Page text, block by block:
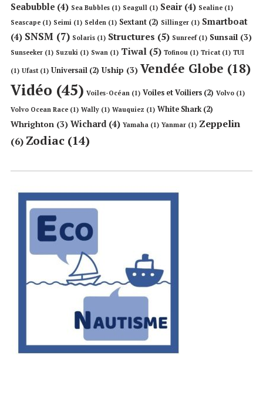
Seabubble (4) Sea Bubbles (1) Seagull (1) Seair(4) Sealine (1)
Seascape (1) Seimi (1) Selden (1) Sextant (2) Sillinger (1) Smartboat
(4) SNSM (7) Solaris (1) Structures (5) Sunreef(1) Sunsail (3)
Sunseeker (1) Suzuki (1) Swan (1) Tiwal (5) Tofinou (1) Tricat (1) TUI
(1) Ufast (1) Universail (2) Uship (3) Vendée Globe (18)
Vidéo (45) Voiles-Océan (1) Voiles et Voiliers (2) Volvo (1)
Volvo Ocean Race (1) Wally (1) Wauquiez (1) White Shark(2)
Whrighton (3) Wichard (4) Yamaha (1) Yanmar (1) Zeppelin
(6) Zodiac (14)